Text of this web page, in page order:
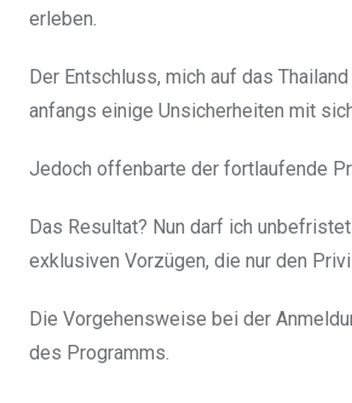
erleben.
Der Entschluss, mich auf das
anfangs einige Unsicherheiten mit
Jedoch offenbarte der fortlaufende
Das Resultat? Nun darf ich
exklusiven Vorzügen, die nur den
Die Vorgehensweise bei der
des Programms.